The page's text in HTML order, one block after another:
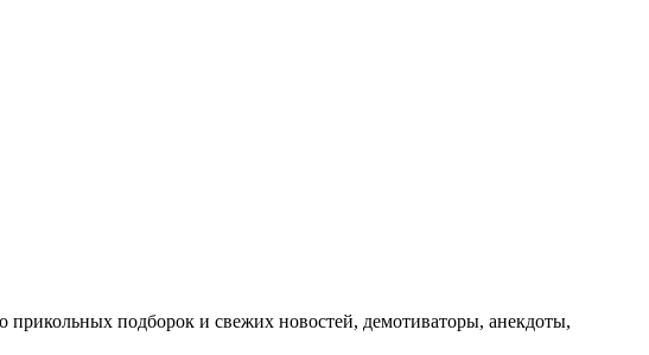
подборок и свежих новостей, демотиваторы, анекдоты,